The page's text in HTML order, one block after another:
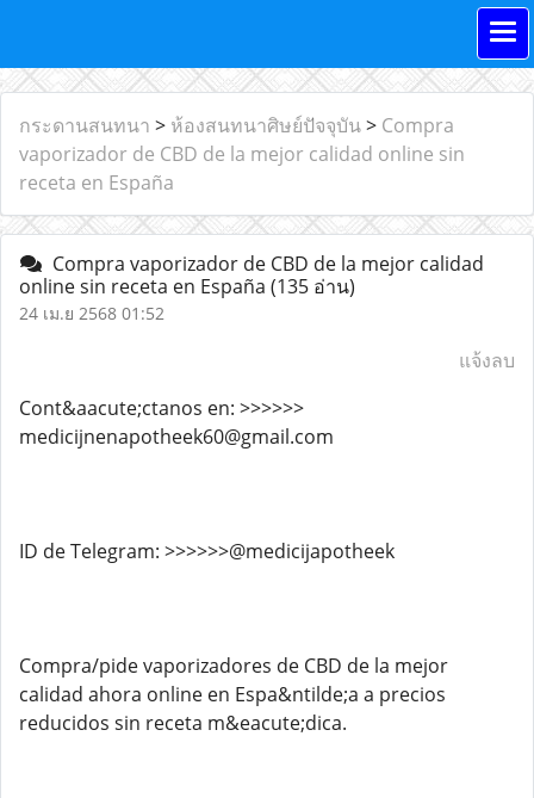
กระดานสนทนา > ห้องสนทนาศิษย์ปัจจุบัน> Compra
vaporizador de CBD de la mejor calidad online sin
receta en España
Compra vaporizador de CBD de la mejor calidad
online sin receta en España (135 อ่าน)
24 เม.ย 2568 01:52
แจ้งลบ
Cont&aacute;ctanos en: >>>>>>
medicijnenapotheek60@gmail.com
ID de Telegram: >>>>>>@medicijapotheek
Compra/pide vaporizadores de CBD de la mejor
calidad ahora online en Espa&ntilde;a a precios
reducidos sin receta m&eacute;dica.